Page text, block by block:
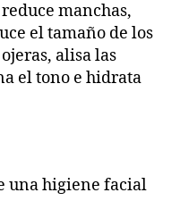
manchas,
el tamaño de los
alisa las
el tono e hidrata
una higiene facial